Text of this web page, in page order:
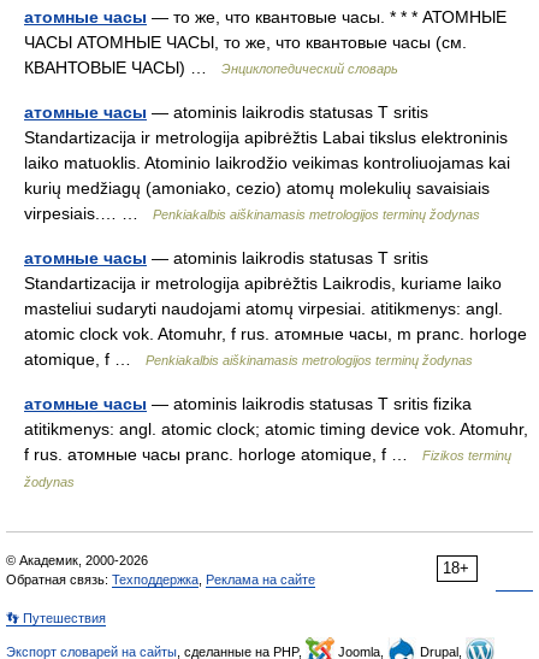
атомные часы — то же, что квантовые часы. * * * АТОМНЫЕ
ЧАСЫ АТОМНЫЕ ЧАСЫ, то же, что квантовые часы (см.
КВАНТОВЫЕ ЧАСЫ) …
Энциклопедический словарь
атомные часы — atominis laikrodis statusas T sritis
Standartizacija ir metrologija apibrėžtis Labai tikslus elektroninis
laiko matuoklis. Atominio laikrodžio veikimas kontroliuojamas kai
kurių medžiagų (amoniako, cezio) atomų molekulių savaisiais
virpesiais.… …
Penkiakalbis aiškinamasis metrologijos terminų žodynas
атомные часы — atominis laikrodis statusas T sritis
Standartizacija ir metrologija apibrėžtis Laikrodis, kuriame laiko
masteliui sudaryti naudojami atomų virpesiai. atitikmenys: angl.
atomic clock vok. Atomuhr, f rus. атомные часы, m pranc. horloge
atomique, f …
Penkiakalbis aiškinamasis metrologijos terminų žodynas
атомные часы — atominis laikrodis statusas T sritis fizika
atitikmenys: angl. atomic clock; atomic timing device vok. Atomuhr,
f rus. атомные часы pranc. horloge atomique, f …
Fizikos terminų
žodynas
18+
© Академик, 2000-2026
Обратная связь: Техподдержка Реклама на сайте
👣 Путешествия
Экспорт словарей на сайты , сделанные на PHP, Joomla, Drupal,